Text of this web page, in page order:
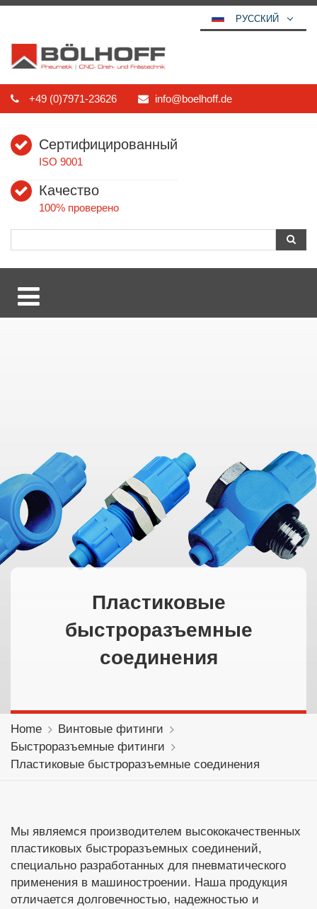
+49 (0)7971-23626 info@boelhoff.de
ESPAÑOL
РУССКИЙ
MAGYAR
Сертифицированный
ISO 9001
Качество
100% проверено
Пластиковые
быстроразъемные
соединения
Home
Винтовые фитинги
Быстроразъемные фитинги
Пластиковые быстроразъемные соединения
Мы являемся производителем высококачественных
пластиковых быстроразъемных соединений,
специально разработанных для пневматического
применения в машиностроении. Наша продукция
отличается долговечностью, надежностью и